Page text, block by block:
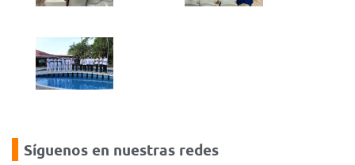
Síguenos en nuestras redes